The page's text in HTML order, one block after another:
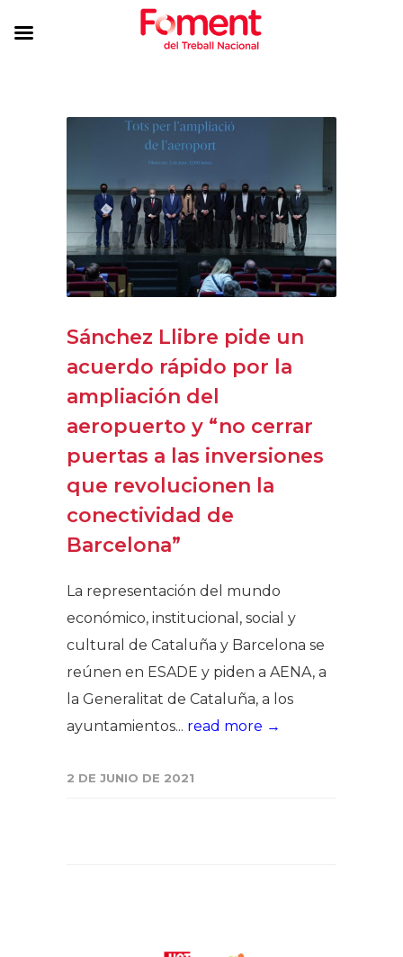
Sánchez Llibre pide un
acuerdo rápido por la
ampliación del
aeropuerto y “no cerrar
puertas a las inversiones
que revolucionen la
conectividad de
Barcelona”
La representación del mundo
económico, institucional, social y
cultural de Cataluña y Barcelona se
reúnen en ESADE y piden a AENA, a
la Generalitat de Cataluña, a los
ayuntamientos... read more →
2 DE JUNIO DE 2021